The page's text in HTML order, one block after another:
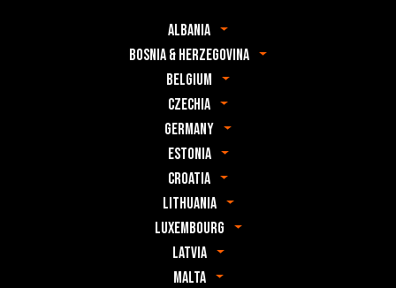
Albania
Bosnia & Herzegovina
Belgium
Czechia
Germany
Estonia
Croatia
Lithuania
Luxembourg
Latvia
Malta